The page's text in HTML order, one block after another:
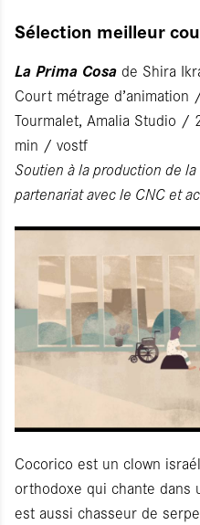
Sélection meilleur
La Prima Cosa de Shira
Court métrage
Tourmalet, Amalia Studio
min / vostf
Soutien à la production de
partenariat avec le CNC et
Cocorico est un clown
orthodoxe qui chante
est aussi chasseur de